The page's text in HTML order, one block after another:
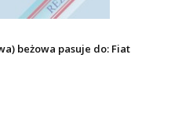
beżowa pasuje do: Fiat